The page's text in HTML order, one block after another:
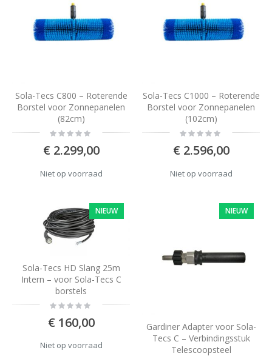
Sola-Tecs C800 – Roterende
Borstel voor Zonnepanelen
(82cm)
Rating:
0%
€ 2.299,00
Niet op voorraad
Sola-Tecs C1000 – Roterende
Borstel voor Zonnepanelen
(102cm)
Rating:
0%
€ 2.596,00
Niet op voorraad
NIEUW
Sola-Tecs HD Slang 25m
Intern – voor Sola-Tecs C
borstels
Rating:
0%
€ 160,00
Niet op voorraad
NIEUW
Gardiner Adapter voor Sola-
Tecs C – Verbindingsstuk
Telescoopsteel